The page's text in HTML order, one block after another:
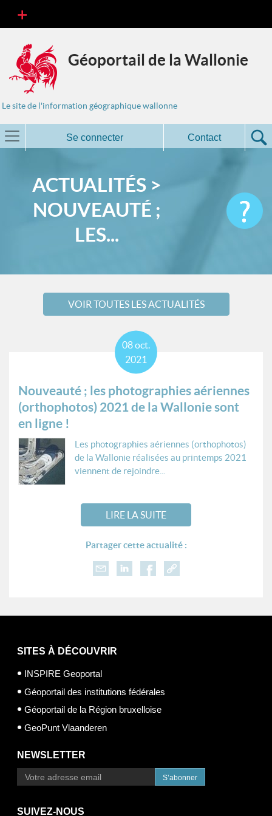
Géoportail de la Wallonie
Le site de l'information géographique wallonne
Se connecter Contact
ACTUALITÉS >
NOUVEAUTÉ ;
LES...
VOIR TOUTES LES ACTUALITÉS
Nouveauté ; les photographies aériennes
(orthophotos) 2021 de la Wallonie sont
en ligne !
08oct.
2021
Les photographies aériennes (orthophotos)
de la Wallonie réalisées au printemps 2021
viennent de rejoindre...
LIRE LA SUITE
Partager cette actualité :
SITES À DÉCOUVRIR
INSPIRE Geoportal
Géoportail des institutions fédérales
Géoportail de la Région bruxelloise
GeoPunt Vlaanderen
NEWSLETTER
S’abonner
SUIVEZ-NOUS